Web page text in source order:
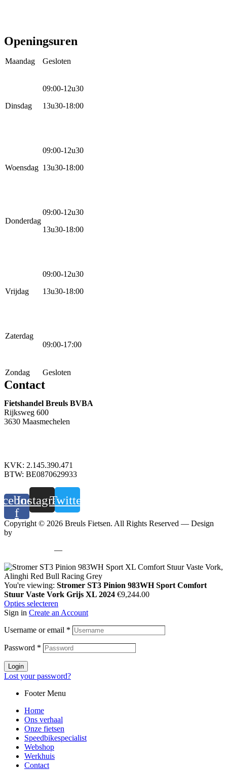
Openingsuren
Maandag Gesloten
Dinsdag
09:00-12u30
13u30-18:00
Woensdag
09:00-12u30
13u30-18:00
Donderdag
09:00-12u30
13u30-18:00
Vrijdag
09:00-12u30
13u30-18:00
Zaterdag
09:00-17:00
Zondag Gesloten
Contact
Fietshandel Breuls BVBA
Rijksweg 600
3630 Maasmechelen
KVK: 2.145.390.471
BTW: BE0870629933
f
Instagram
Twitter
Copyright © 2026 Breuls Fietsen. All Rights Reserved — Design
by
—
You're viewing: Stromer ST3 Pinion 983WH Sport Comfort
Stuur Vaste Vork Grijs XL 2024 €9,244.00
Opties selecteren
Sign in Create an Account
Username or email *
Password *
Login
Lost your password?
Footer Menu
Home
Ons verhaal
Onze fietsen
Speedbikespecialist
Webshop
Werkhuis
Contact